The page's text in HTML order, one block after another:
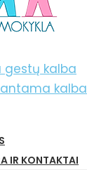
kalba
kalba
IR KONTAKTAI